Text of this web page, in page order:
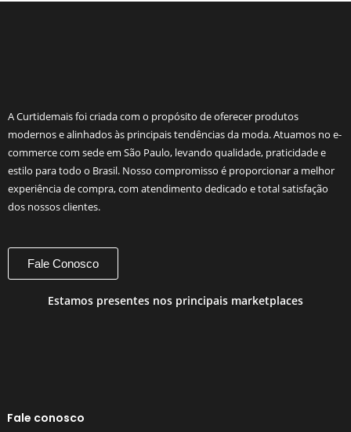
A Curtidemais foi criada com o propósito de oferecer produtos
modernos e alinhados às principais tendências da moda. Atuamos no e-
commerce com sede em São Paulo, levando qualidade, praticidade e
estilo para todo o Brasil. Nosso compromisso é proporcionar a melhor
experiência de compra, com atendimento dedicado e total satisfação
dos nossos clientes.
Fale Conosco
Estamos presentes nos principais marketplaces
Fale conosco